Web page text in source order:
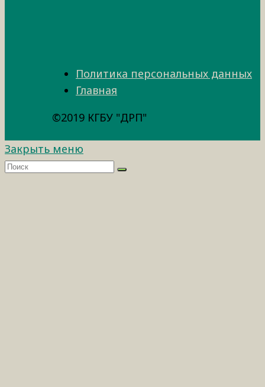
Политика персональных данных
Главная
©2019 КГБУ "ДРП"
Закрыть меню